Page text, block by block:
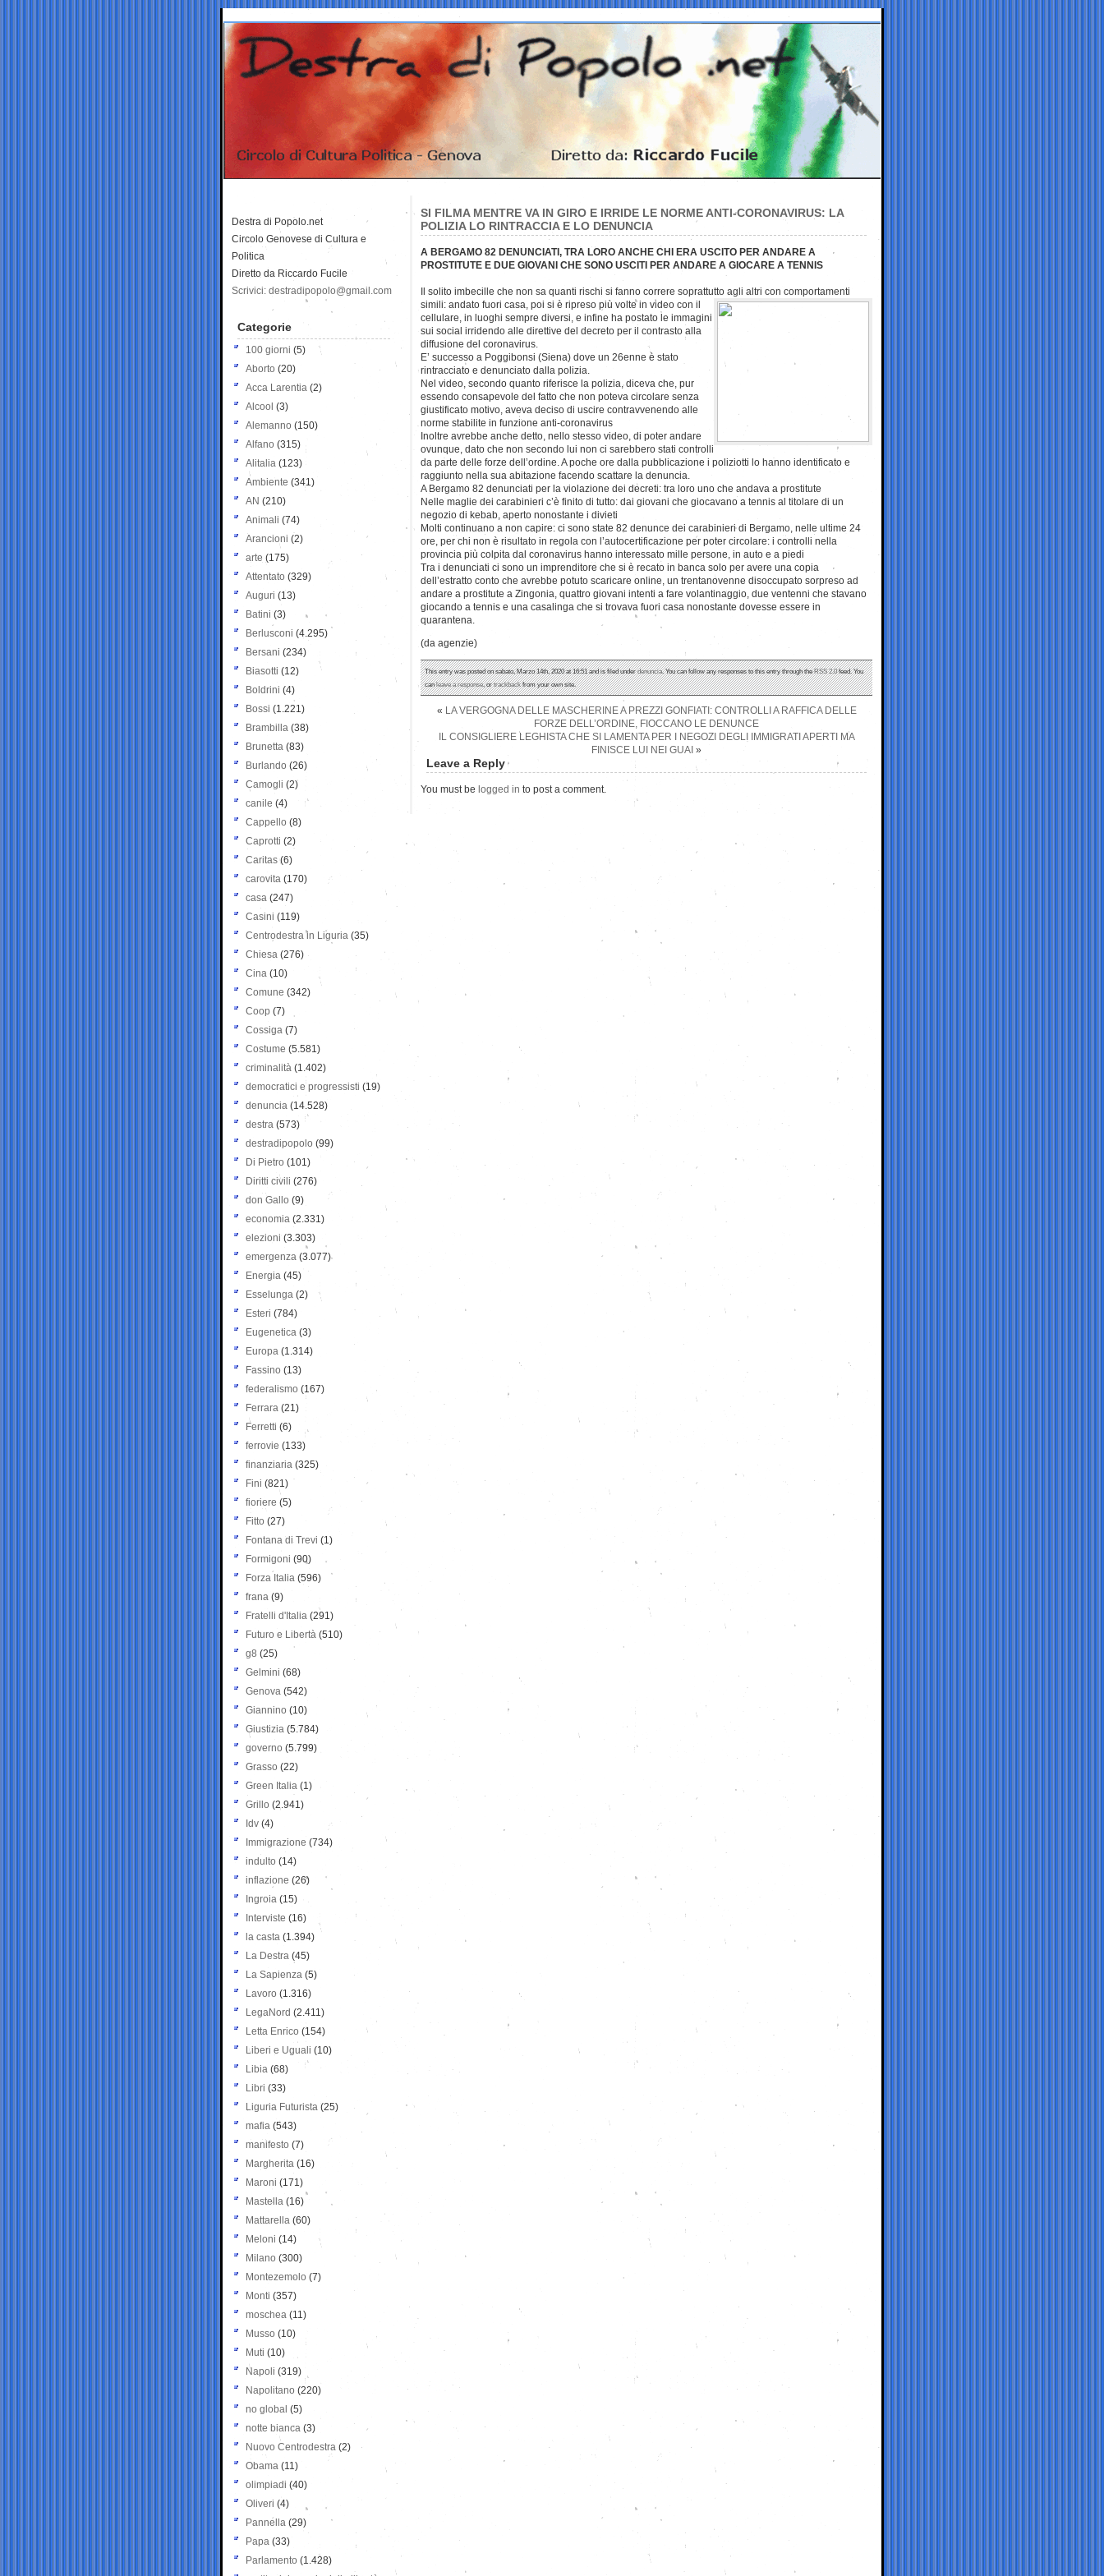
SI FILMA MENTRE VA IN GIRO E IRRIDE LE NORME ANTI-CORONAVIRUS: LA
POLIZIA LO RINTRACCIA E LO DENUNCIA
A BERGAMO 82 DENUNCIATI, TRA LORO ANCHE CHI ERA USCITO PER ANDARE A
PROSTITUTE E DUE GIOVANI CHE SONO USCITI PER ANDARE A GIOCARE A TENNIS
Il solito imbecille che non sa quanti rischi si fanno correre soprattutto agli altri con comportamenti
simili: andato fuori casa, poi si è ripreso più volte in video con il
cellulare, in luoghi sempre diversi, e infine ha postato le immagini
sui social irridendo alle direttive del decreto per il contrasto alla
diffusione del coronavirus.
E’ successo a Poggibonsi (Siena) dove un 26enne è stato
rintracciato e denunciato dalla polizia.
Nel video, secondo quanto riferisce la polizia, diceva che, pur
essendo consapevole del fatto che non poteva circolare senza
giustificato motivo, aveva deciso di uscire contravvenendo alle
norme stabilite in funzione anti-coronavirus
Inoltre avrebbe anche detto, nello stesso video, di poter andare
ovunque, dato che non secondo lui non ci sarebbero stati controlli
da parte delle forze dell’ordine. A poche ore dalla pubblicazione i poliziotti lo hanno identificato e
raggiunto nella sua abitazione facendo scattare la denuncia.
A Bergamo 82 denunciati per la violazione dei decreti: tra loro uno che andava a prostitute
Nelle maglie dei carabinieri c’è finito di tutto: dai giovani che giocavano a tennis al titolare di un
negozio di kebab, aperto nonostante i divieti
Molti continuano a non capire: ci sono state 82 denunce dei carabinieri di Bergamo, nelle ultime 24
ore, per chi non è risultato in regola con l’autocertificazione per poter circolare: i controlli nella
provincia più colpita dal coronavirus hanno interessato mille persone, in auto e a piedi
Tra i denunciati ci sono un imprenditore che si è recato in banca solo per avere una copia
dell’estratto conto che avrebbe potuto scaricare online, un trentanovenne disoccupato sorpreso ad
andare a prostitute a Zingonia, quattro giovani intenti a fare volantinaggio, due ventenni che stavano
giocando a tennis e una casalinga che si trovava fuori casa nonostante dovesse essere in
quarantena.
(da agenzie)
This entry was posted on sabato, Marzo 14th, 2020 at 16:51 and is filed underdenuncia. You can follow any responses to this entry through theRSS 2.0feed. You
canleave a response, ortrackbackfrom your own site.
« LA VERGOGNA DELLE MASCHERINE A PREZZI GONFIATI: CONTROLLI A RAFFICA DELLE
FORZE DELL’ORDINE, FIOCCANO LE DENUNCE
IL CONSIGLIERE LEGHISTA CHE SI LAMENTA PER I NEGOZI DEGLI IMMIGRATI APERTI MA
FINISCE LUI NEI GUAI »
Leave a Reply
You must be logged in to post a comment.
Destra di Popolo.net
Circolo Genovese di Cultura e
Politica
Diretto da Riccardo Fucile
Scrivici: destradipopolo@gmail.com
Categorie
100 giorni (5)
Aborto (20)
Acca Larentia (2)
Alcool (3)
Alemanno (150)
Alfano (315)
Alitalia (123)
Ambiente (341)
AN (210)
Animali (74)
Arancioni (2)
arte (175)
Attentato (329)
Auguri (13)
Batini (3)
Berlusconi (4.295)
Bersani (234)
Biasotti (12)
Boldrini (4)
Bossi (1.221)
Brambilla (38)
Brunetta (83)
Burlando (26)
Camogli (2)
canile (4)
Cappello (8)
Caprotti (2)
Caritas (6)
carovita (170)
casa (247)
Casini (119)
Centrodestra in Liguria (35)
Chiesa (276)
Cina (10)
Comune (342)
Coop (7)
Cossiga (7)
Costume (5.581)
criminalità (1.402)
democratici e progressisti (19)
denuncia (14.528)
destra (573)
destradipopolo (99)
Di Pietro (101)
Diritti civili (276)
don Gallo (9)
economia (2.331)
elezioni (3.303)
emergenza (3.077)
Energia (45)
Esselunga (2)
Esteri (784)
Eugenetica (3)
Europa (1.314)
Fassino (13)
federalismo (167)
Ferrara (21)
Ferretti (6)
ferrovie (133)
finanziaria (325)
Fini (821)
fioriere (5)
Fitto (27)
Fontana di Trevi (1)
Formigoni (90)
Forza Italia (596)
frana (9)
Fratelli d'Italia (291)
Futuro e Libertà (510)
g8 (25)
Gelmini (68)
Genova (542)
Giannino (10)
Giustizia (5.784)
governo (5.799)
Grasso (22)
Green Italia (1)
Grillo (2.941)
Idv (4)
Immigrazione (734)
indulto (14)
inflazione (26)
Ingroia (15)
Interviste (16)
la casta (1.394)
La Destra (45)
La Sapienza (5)
Lavoro (1.316)
LegaNord (2.411)
Letta Enrico (154)
Liberi e Uguali (10)
Libia (68)
Libri (33)
Liguria Futurista (25)
mafia (543)
manifesto (7)
Margherita (16)
Maroni (171)
Mastella (16)
Mattarella (60)
Meloni (14)
Milano (300)
Montezemolo (7)
Monti (357)
moschea (11)
Musso (10)
Muti (10)
Napoli (319)
Napolitano (220)
no global (5)
notte bianca (3)
Nuovo Centrodestra (2)
Obama (11)
olimpiadi (40)
Oliveri (4)
Pannella (29)
Papa (33)
Parlamento (1.428)